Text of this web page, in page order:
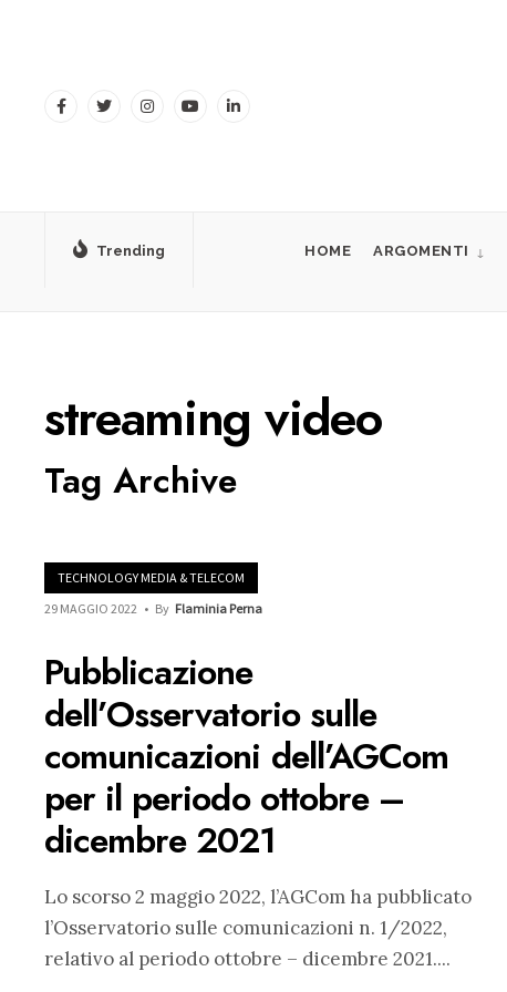
Trending HOME ARGOMENTI
streaming video
Tag Archive
TECHNOLOGY MEDIA & TELECOM
29 MAGGIO 2022 • By Flaminia Perna
Pubblicazione
dell’Osservatorio sulle
comunicazioni dell’AGCom
per il periodo ottobre –
dicembre 2021
Lo scorso 2 maggio 2022, l’AGCom ha pubblicato
l’Osservatorio sulle comunicazioni n. 1/2022,
relativo al periodo ottobre – dicembre 2021....